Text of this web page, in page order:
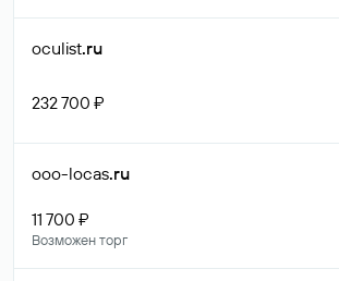
oculist.ru
232 700 ₽
ooo-locas.ru
11 700 ₽
Возможен торг